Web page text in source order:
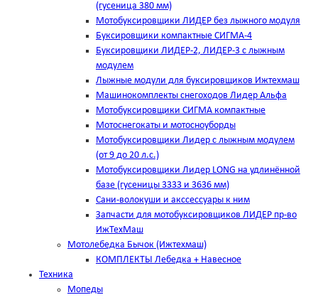
(гусеница 380 мм)
Мотобуксировщики ЛИДЕР без лыжного модуля
Буксировщики компактные СИГМА-4
Буксировщики ЛИДЕР-2, ЛИДЕР-3 c лыжным
модулем
Лыжные модули для буксировщиков Ижтехмаш
Машинокомплекты снегоходов Лидер Альфа
Мотобуксировщики СИГМА компактные
Мотоснегокаты и мотосноуборды
Мотобуксировщики Лидер с лыжным модулем
(от 9 до 20 л.с.)
Мотобуксировщики Лидер LONG на удлинённой
базе (гусеницы 3333 и 3636 мм)
Сани-волокуши и акссессуары к ним
Запчасти для мотобуксировщиков ЛИДЕР пр-во
ИжТехМаш
Мотолебедка Бычок (Ижтехмаш)
КОМПЛЕКТЫ Лебедка + Навесное
Техника
Мопеды